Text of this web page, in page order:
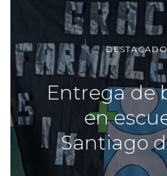
Entrega de
en
Santiago